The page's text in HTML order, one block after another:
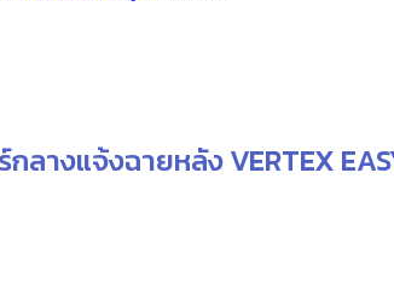
กลางแจ้งฉายหลัง VERTEX